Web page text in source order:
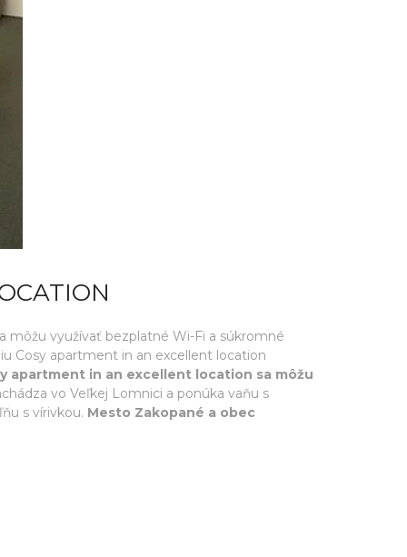
môžu využívať bezplatné Wi-Fi a súkromné
Cosy apartment in an excellent location
apartment in an excellent location sa môžu
vo Veľkej Lomnici a ponúka vaňu s
s vírivkou. Mesto Zakopané a obec